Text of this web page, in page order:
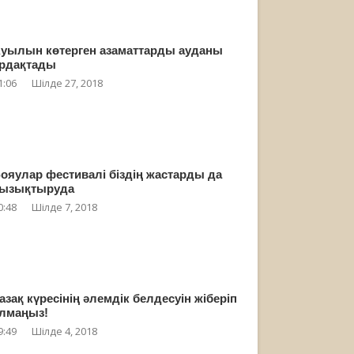
көтерген азаматтарды ауданы
Шілде 27, 2018
фестивалі біздің жастарды да
Шілде 7, 2018
күресінің әлемдік белдесуін жіберіп
Шілде 4, 2018